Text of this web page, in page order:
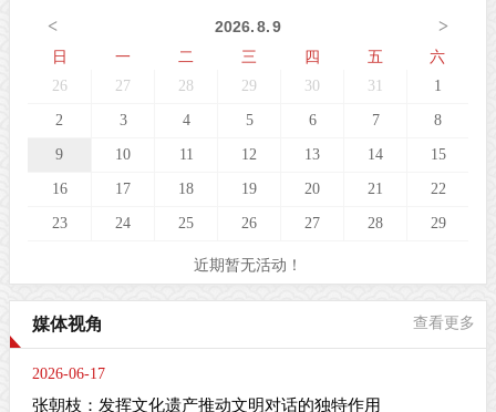
应。这一困境，已成为临床治疗的主
< >
2026.8.9
日
一 二 三 四 五 六
26 27 28 29 30 31 1
2 3 4 5 6 7 8
9 10 11 12 13 14 15
16 17 18 19 20 21 22
23 24 25 26 27 28 29
近期暂无活动！
媒体视角 查看更多
2026-06-17
张朝枝：发挥文化遗产推动文明对话的独特作用